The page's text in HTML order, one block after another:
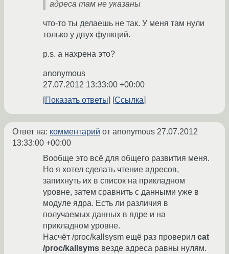
адреса там не указаны
что-то ты делаешь не так. У меня там нули
только у двух функций.
p.s. а нахрена это?
anonymous
27.07.2012 13:33:00 +00:00
Показать ответы
Ссылка
Ответ на: комментарий от anonymous 27.07.2012
13:33:00 +00:00
Вообще это всё для общего развития меня.
Но я хотел сделать чтение адресов,
запихнуть их в список на прикладном
уровне, затем сравнить с данными уже в
модуле ядра. Есть ли различия в
получаемых данных в ядре и на
прикладном уровне.
Насчёт /proc/kallsysm ещё раз проверил cat
/proc/kallsyms везде адреса равны нулям.